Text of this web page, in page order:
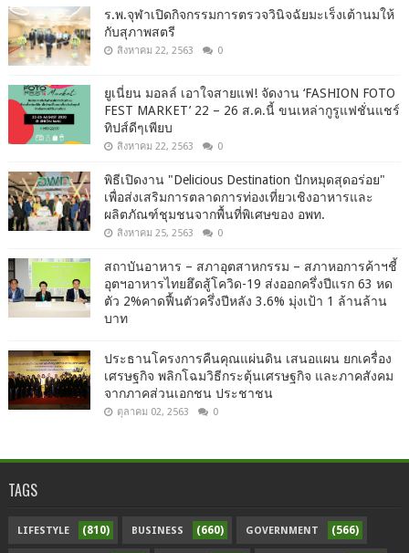
ร.พ.จุฬาเปิดกิจกรรมการตรวจวินิจฉัยมะเร็งเต้านมให้
กับสุภาพสตรี
สิงหาคม 22, 2563 0
ยูเนี่ยน มอลล์ เอาใจสายแฟ! จัดงาน ‘FASHION FOTO
FEST MARKET’ 22 – 26 ส.ค.นี้ ขนเหล่ากูรูแฟชั่นแชร์
ทิปส์ดีๆเพียบ
สิงหาคม 22, 2563 0
พิธีเปิดงาน "Delicious Destination ปักหมุดสุดอร่อย"
เพื่อส่งเสริมการตลาดการท่องเที่ยวเชิงอาหารและ
ผลิตภัณฑ์ชุมชนจากพื้นที่พิเศษของ อพท.
สิงหาคม 25, 2563 0
สถาบันอาหาร – สภาอุตสาหกรรม – สภาหอการค้าฯชี้
อุตฯอาหารไทยฮึดสู้โควิด-19 ส่งออกครึ่งปีแรก 63 หด
ตัว 2%คาดฟื้นตัวครึ่งปีหลัง 3.6% มุ่งเป้า 1 ล้านล้าน
บาท
ประธานโครงการคืนคุณแผ่นดิน เสนอแผน ยกเครื่อง
เศรษฐกิจ พลิกโฉมวิธีกระตุ้นเศรษฐกิจ และภาคสังคม
จากภาคส่วนเอกชน ประชาชน
ตุลาคม 02, 2563 0
TAGS
LIFESTYLE (810) BUSINESS (660) GOVERNMENT (566)